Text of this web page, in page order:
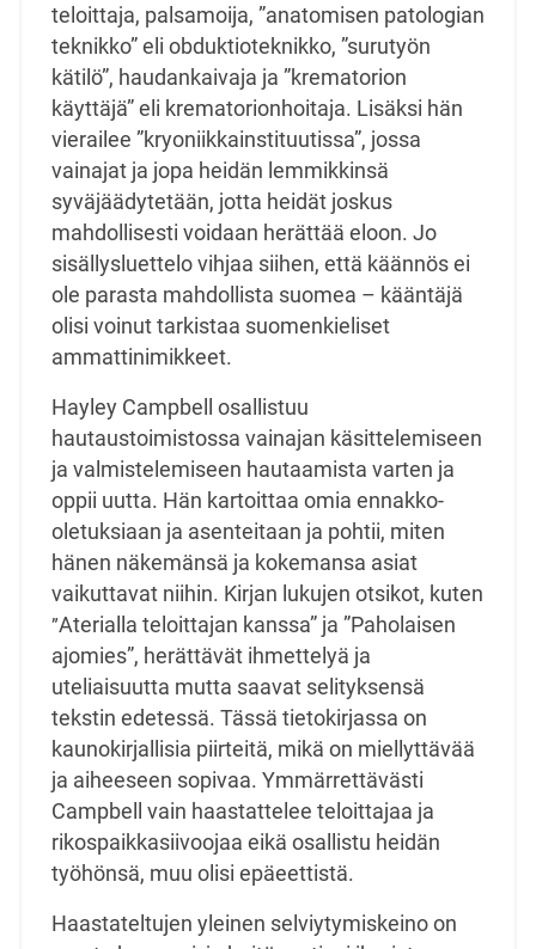
teloittaja, palsamoija, ”anatomisen patologian
teknikko” eli obduktioteknikko, ”surutyön
kätilö”, haudankaivaja ja ”krematorion
käyttäjä” eli krematorionhoitaja. Lisäksi hän
vierailee ”kryoniikkainstituutissa”, jossa
vainajat ja jopa heidän lemmikkinsä
syväjäädytetään, jotta heidät joskus
mahdollisesti voidaan herättää eloon. Jo
sisällysluettelo vihjaa siihen, että käännös ei
ole parasta mahdollista suomea – kääntäjä
olisi voinuttarkistaa suomenkieliset
ammattinimikkeet.
Hayley Campbell osallistuu
hautaustoimistossa vainajan käsittelemiseen
ja valmistelemiseen hautaamista varten ja
oppii uutta. Hän kartoittaa omia ennakko-
oletuksiaan ja asenteitaan ja pohtii, miten
hänen näkemänsä ja kokemansa asiat
vaikuttavat niihin. Kirjan lukujen otsikot, kuten
”Aterialla teloittajan kanssa” ja ”Paholaisen
ajomies”, herättävät ihmettelyä ja
uteliaisuutta mutta saavat selityksensä
tekstin edetessä. Tässä tietokirjassa on
kaunokirjallisia piirteitä, mikä on miellyttävää
ja aiheeseen sopivaa. Ymmärrettävästi
Campbell vain haastattelee teloittajaa ja
rikospaikkasiivoojaa eikä osallistu heidän
työhönsä, muu olisi epäeettistä.
Haastateltujen yleinen selviytymiskeino on